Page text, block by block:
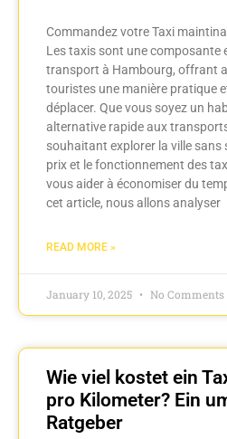
Commandez votre Taxi
Les taxis sont une composante
transport à Hambourg, offrant
touristes une manière pratique
déplacer. Que vous soyez un
alternative rapide aux
souhaitant explorer la ville sans
prix et le fonctionnement des
vous aider à économiser du
cet article, nous allons analyser
READ MORE »
January 10, 2025 No Comments
Wie viel kostet ein
pro Kilometer? Ein
Ratgeber